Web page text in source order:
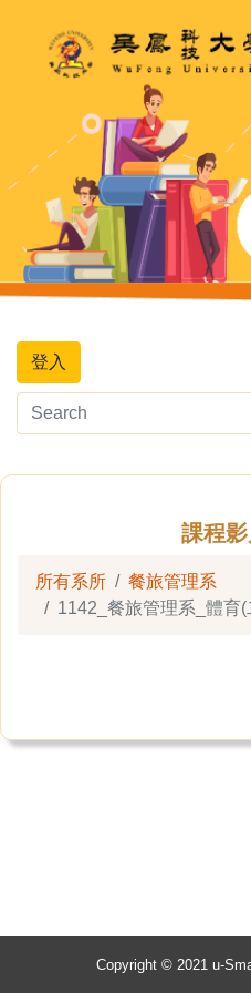
登入
課程
所有系所
餐旅管理系
1142_餐旅管理系_體育
Copyright © 2021 u-